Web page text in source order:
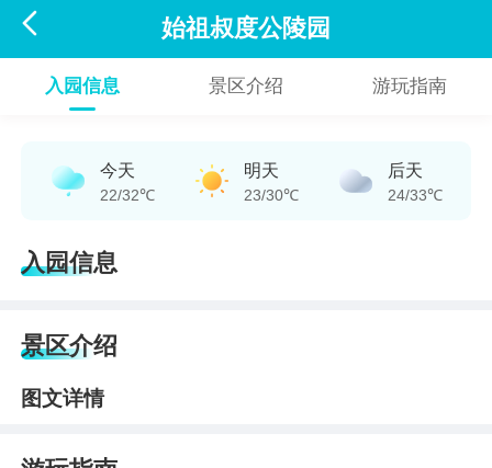
 始祖叔度公陵园
入园信息 景区介绍 游玩指南
今天
22/32℃
明天
23/30℃
后天
24/33℃
入园信息
景区介绍
图文详情